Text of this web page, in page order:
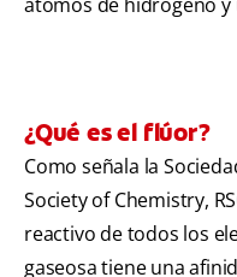
¿Qué es el flúor?
Como señala la
Society of Chemistry,
reactivo de todos los
gaseosa tiene una